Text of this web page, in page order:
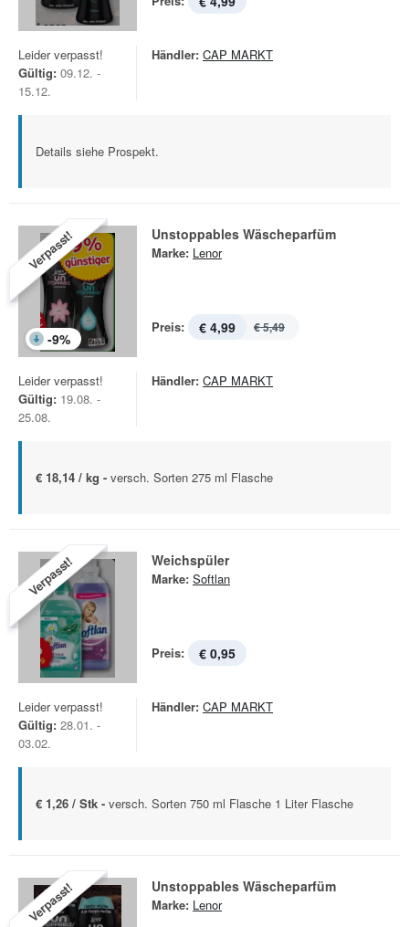
Leider verpasst!
Gültig: 09.12. -
15.12.
Händler: CAP MARKT
Details siehe Prospekt.
Verpasst!
-9%
Unstoppables Wäscheparfüm
Marke: Lenor
Preis: € 4,99 € 5,49
Leider verpasst!
Gültig: 19.08. -
25.08.
Händler: CAP MARKT
€ 18,14 / kg - versch. Sorten 275 ml Flasche
Verpasst! Weichspüler
Marke: Softlan
Preis: € 0,95
Leider verpasst!
Gültig: 28.01. -
03.02.
Händler: CAP MARKT
€ 1,26 / Stk - versch. Sorten 750 ml Flasche 1 Liter Flasche
Verpasst! Unstoppables Wäscheparfüm
Marke: Lenor